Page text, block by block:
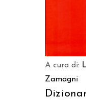
A cura di:
Zamagni